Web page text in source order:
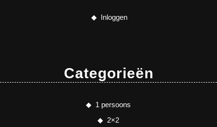
Inloggen
Categorieën
1 persoons
2×2